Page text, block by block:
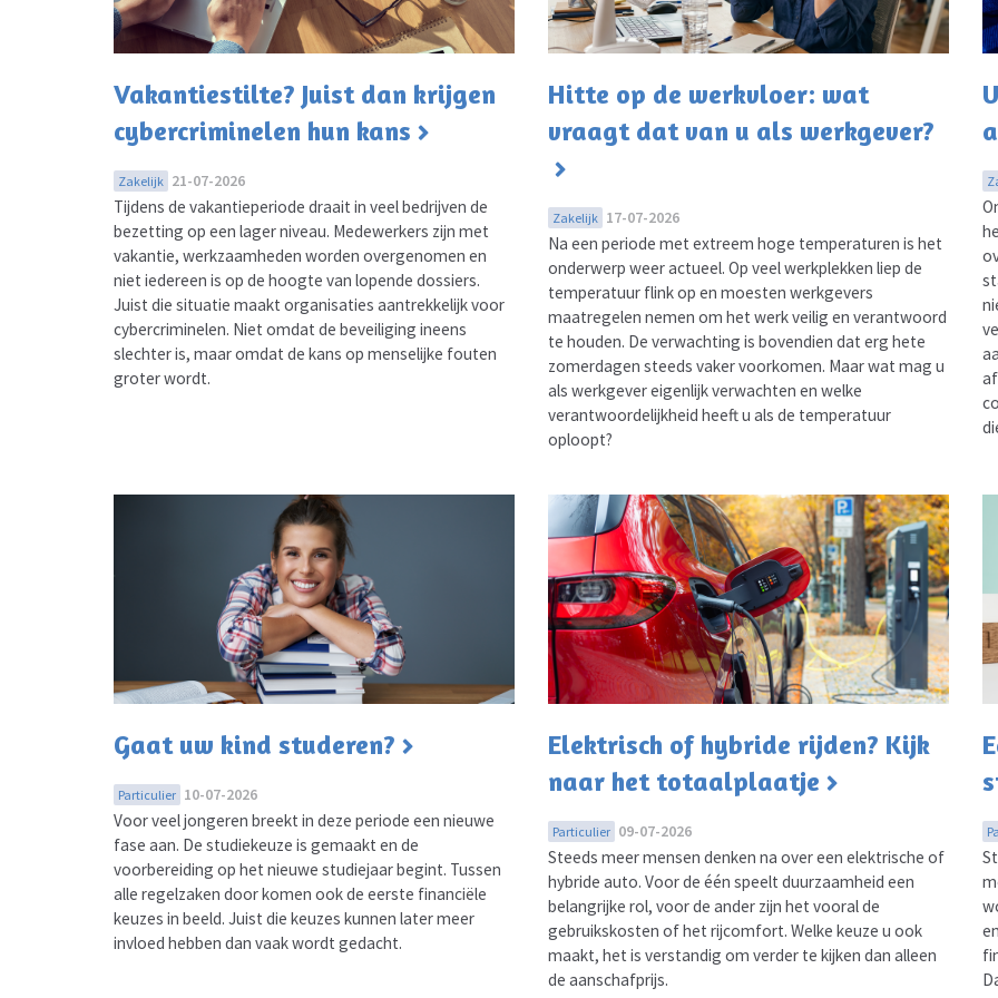
Vakantiestilte? Juist dan krijgen
cybercriminelen hun kans
Zakelijk 21-07-2026
Tijdens de vakantieperiode draait in veel bedrijven de
bezetting op een lager niveau. Medewerkers zijn met
vakantie, werkzaamheden worden overgenomen en
niet iedereen is op de hoogte van lopende dossiers.
Juist die situatie maakt organisaties aantrekkelijk voor
cybercriminelen. Niet omdat de beveiliging ineens
slechter is, maar omdat de kans op menselijke fouten
groter wordt.
Hitte op de werkvloer: wat
vraagt dat van u als werkgever?
Zakelijk 17-07-2026
Na een periode met extreem hoge temperaturen is het
onderwerp weer actueel. Op veel werkplekken liep de
temperatuur flink op en moesten werkgevers
maatregelen nemen om het werk veilig en verantwoord
te houden. De verwachting is bovendien dat erg hete
zomerdagen steeds vaker voorkomen. Maar wat mag u
als werkgever eigenlijk verwachten en welke
verantwoordelijkheid heeft u als de temperatuur
oploopt?
Gaat uw kind studeren?
Particulier 10-07-2026
Voor veel jongeren breekt in deze periode een nieuwe
fase aan. De studiekeuze is gemaakt en de
voorbereiding op het nieuwe studiejaar begint. Tussen
alle regelzaken door komen ook de eerste financiële
keuzes in beeld. Juist die keuzes kunnen later meer
invloed hebben dan vaak wordt gedacht.
Elektrisch of hybride rijden? Kijk
naar het totaalplaatje
Particulier 09-07-2026
Steeds meer mensen denken na over een elektrische of
hybride auto. Voor de één speelt duurzaamheid een
belangrijke rol, voor de ander zijn het vooral de
gebruikskosten of het rijcomfort. Welke keuze u ook
maakt, het is verstandig om verder te kijken dan alleen
de aanschafprijs.